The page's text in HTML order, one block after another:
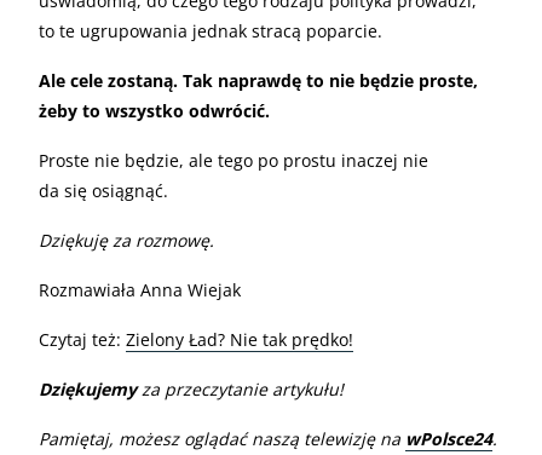
to te ugrupowania jednak stracą poparcie.
Ale cele zostaną. Tak naprawdę to nie będzie proste,
żeby to wszystko odwrócić.
Proste nie będzie, ale tego po prostu inaczej nie
da się osiągnąć.
Dziękuję za rozmowę.
Rozmawiała Anna Wiejak
Czytaj też: Zielony Ład? Nie tak prędko!
Dziękujemyza przeczytanie artykułu!
Pamiętaj, możesz oglądać naszą telewizję na wPolsce24.